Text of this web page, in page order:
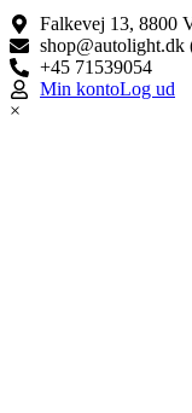
Falkevej 13, 8800
shop@autolight.dk
+45 71539054
Min kontoLog ud
×